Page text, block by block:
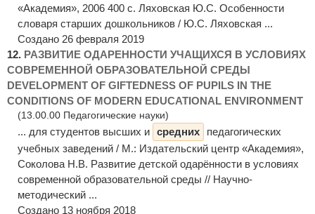
«Академия», 2006 400 с. Ляховская Ю.С. Особенности
словаря старших дошкольников / Ю.С. Ляховская ...
Создано 26 февраля 2019
12. РАЗВИТИЕ ОДАРЕННОСТИ УЧАЩИХСЯ В УСЛОВИЯХ
СОВРЕМЕННОЙ ОБРАЗОВАТЕЛЬНОЙ СРЕДЫ
DEVELOPMENT OF GIFTEDNESS OF PUPILS IN THE
CONDITIONS OF MODERN EDUCATIONAL ENVIRONMENT
(13.00.00 Педагогические науки)
... для студентов высших и средних
педагогических
учебных заведений / М.: Издательский центр «Академия»,
Соколова Н.В. Развитие детской одарённости в условиях
современной образовательной среды // Научно-
методический ...
Создано 13 ноября 2018